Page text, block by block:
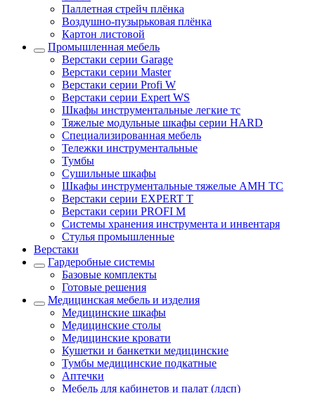
Паллетная стрейч плёнка
Воздушно-пузырьковая плёнка
Картон листовой
Промышленная мебель
Верстаки серии Garage
Верстаки серии Master
Верстаки серии Profi W
Верстаки серии Expert WS
Шкафы инструментальные легкие тс
Тяжелые модульные шкафы серии HARD
Cпециализированная мебель
Тележки инструментальные
Тумбы
Cушильные шкафы
Шкафы инструментальные тяжелые AMH TC
Верстаки серии EXPERT T
Верстаки серии PROFI M
Системы хранения инструмента и инвентаря
Стулья промышленные
Верстаки
Гардеробные системы
Базовые комплекты
Готовые решения
Медицинская мебель и изделия
Медицинские шкафы
Медицинские столы
Медицинские кровати
Кушетки и банкетки медицинские
Тумбы медицинские подкатные
Аптечки
Мебель для кабинетов и палат (лдсп)